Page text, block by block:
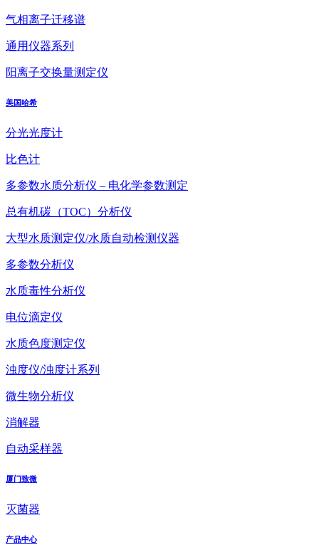
气相离子迁移谱
通用仪器系列
阳离子交换量测定仪
美国哈希
分光光度计
比色计
多参数水质分析仪 – 电化学参数测定
总有机碳（TOC）分析仪
大型水质测定仪/水质自动检测仪器
多参数分析仪
水质毒性分析仪
电位滴定仪
水质色度测定仪
浊度仪/浊度计系列
微生物分析仪
消解器
自动采样器
厦门致微
灭菌器
产品中心